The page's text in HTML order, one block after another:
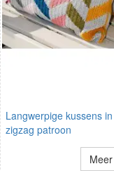
Langwerpige kussens in
zigzag patroon